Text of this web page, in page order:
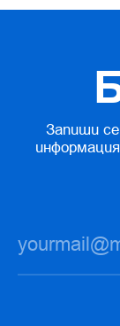
Запиши